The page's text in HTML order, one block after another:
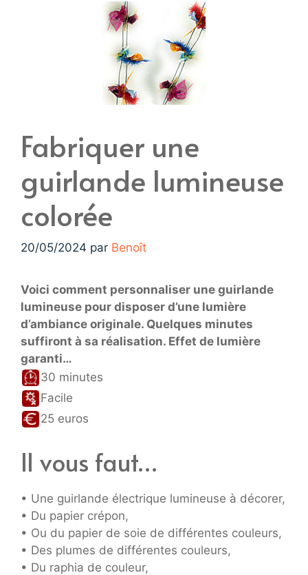
Fabriquer une
guirlande lumineuse
colorée
20/05/2024 par Benoît
Voici comment personnaliser une guirlande
lumineuse pour disposer d’une lumière
d’ambiance originale. Quelques minutes
suffiront à sa réalisation. Effet de lumière
garanti…
30 minutes
Facile
25 euros
Il vous faut…
• Une guirlande électrique lumineuse à décorer,
• Du papier crépon,
• Ou du papier de soie de différentes couleurs,
• Des plumes de différentes couleurs,
• Du raphia de couleur,